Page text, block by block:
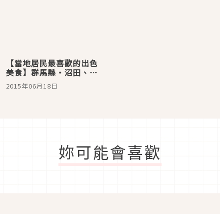
【當地居民最喜歡的出色
美食】群馬縣・沼田、
FURIAND麵包洋果子
店“醬麵包”
2015年06月18日
妳可能會喜歡